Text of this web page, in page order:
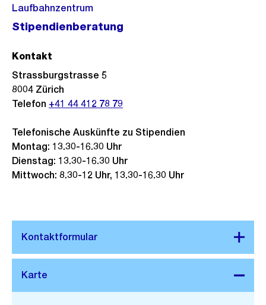
Laufbahnzentrum
Stipendienberatung
Telefonische Auskünfte zu Stipendien
Montag: 13.30-16.30 Uhr
Dienstag: 13.30-16.30 Uhr
Mittwoch: 8.30-12 Uhr, 13.30-16.30 Uhr
Stadtplan 3D
Kontakt
Strassburgstrasse 5
8004 Zürich
Telefon +41 44 412 78 79